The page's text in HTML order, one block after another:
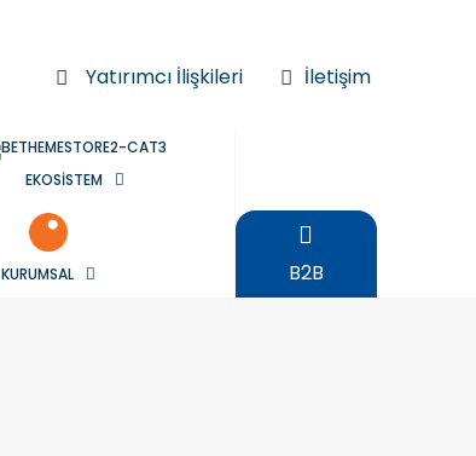
Yatırımcı İlişkileri İletişim
EKOSİSTEM
KURUMSAL B2B